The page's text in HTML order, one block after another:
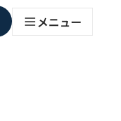
メニュー